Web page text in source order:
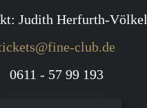
Judith Herfurth-Völkel
club.de
0611 - 57 99 193